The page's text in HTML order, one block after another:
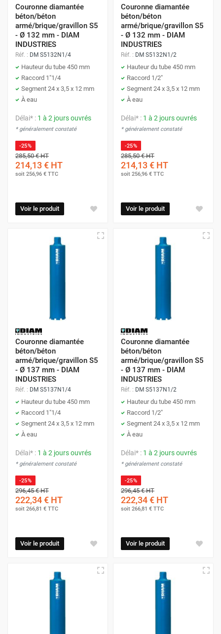
Couronne diamantée
béton/béton
armé/brique/gravillon S5
- Ø 132 mm - DIAM
INDUSTRIES
Réf. : DM S5132N1/4
Hauteur du tube 450 mm
Raccord 1"1/4
Segment 24 x 3,5 x 12 mm
À eau
Délai* : 1 à 2 jours ouvrés
* généralement constaté
-25%
285,50 €HT
214,13 € HT
soit 256,96 € TTC
Voir le produit
Couronne diamantée
béton/béton
armé/brique/gravillon S5
- Ø 132 mm - DIAM
INDUSTRIES
Réf. : DM S5132N1/2
Hauteur du tube 450 mm
Raccord 1/2"
Segment 24 x 3,5 x 12 mm
À eau
Délai* : 1 à 2 jours ouvrés
* généralement constaté
-25%
285,50 €HT
214,13 € HT
soit 256,96 € TTC
Voir le produit
Couronne diamantée
béton/béton
armé/brique/gravillon S5
- Ø 137 mm - DIAM
INDUSTRIES
Réf. : DM S5137N1/4
Hauteur du tube 450 mm
Raccord 1"1/4
Segment 24 x 3,5 x 12 mm
À eau
Délai* : 1 à 2 jours ouvrés
* généralement constaté
-25%
296,45 €HT
222,34 € HT
soit 266,81 € TTC
Voir le produit
Couronne diamantée
béton/béton
armé/brique/gravillon S5
- Ø 137 mm - DIAM
INDUSTRIES
Réf. : DM S5137N1/2
Hauteur du tube 450 mm
Raccord 1/2"
Segment 24 x 3,5 x 12 mm
À eau
Délai* : 1 à 2 jours ouvrés
* généralement constaté
-25%
296,45 €HT
222,34 € HT
soit 266,81 € TTC
Voir le produit